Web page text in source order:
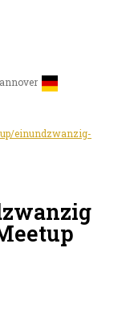
einundzwanzig-